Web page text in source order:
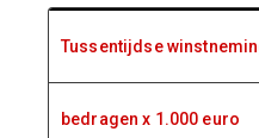
Tussentijdse
bedragen x 1.000 euro